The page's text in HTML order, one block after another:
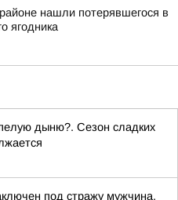
нашли потерявшегося в
ягодника
дыню?. Сезон сладких
под стражу мужчина,